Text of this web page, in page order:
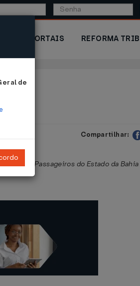
PORTAIS REFORMA
Compartilhar:
de Passageiros do Estado da
de